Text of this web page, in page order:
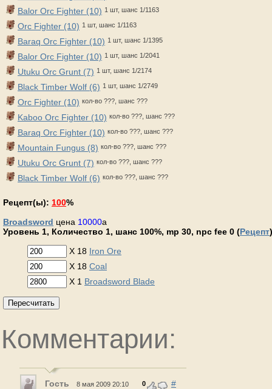
Balor Orc Fighter (10) 1 шт, шанс 1/1163
Orc Fighter (10) 1 шт, шанс 1/1163
Baraq Orc Fighter (10) 1 шт, шанс 1/1395
Balor Orc Fighter (10) 1 шт, шанс 1/2041
Utuku Orc Grunt (7) 1 шт, шанс 1/2174
Black Timber Wolf (6) 1 шт, шанс 1/2749
Orc Fighter (10) кол-во ???, шанс ???
Kaboo Orc Fighter (10) кол-во ???, шанс ???
Baraq Orc Fighter (10) кол-во ???, шанс ???
Mountain Fungus (8) кол-во ???, шанс ???
Utuku Orc Grunt (7) кол-во ???, шанс ???
Black Timber Wolf (6) кол-во ???, шанс ???
Рецепт(ы): 100%
Broadsword цена 10000a
Уровень 1, Количество 1, шанс 100%, mp 30, npc fee 0 (Рецепт)
X 18 Iron Ore
X 18 Coal
X 1 Broadsword Blade
Пересчитать
Комментарии:
Гость 8 мая 2009 20:10 0 #